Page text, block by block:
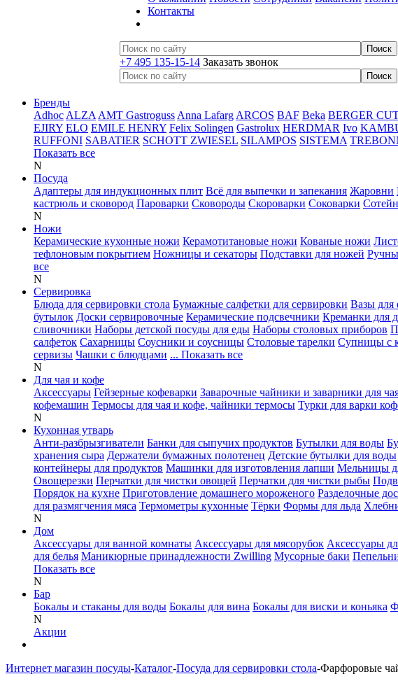
Контакты
+7 495 135-15-14 Заказать звонок
Бренды
Adhoc ALZA AMT Gastroguss Anna Lafarg ARCOS BAF Beka BERGER
EJIRY ELO EMILE HENRY Felix Solingen Gastrolux HERDMAR Ivo
RUFFONI SABATIER SCHOTT ZWIESEL SILAMPOS SISTEMA
Показать все
N
Посуда
Адаптеры для индукционных плит Всё для выпечки и запекания Жаровни
кастрюль и сковород Пароварки Сковороды Скороварки Соковарки
N
Ножи
Керамические кухонные ножи Керамотитановые ножи Кованые ножи
тефлоновым покрытием Ножницы и секаторы Подставки для ножей
все
N
Сервировка
Блюда для сервировки стола Бумажные салфетки для сервировки Вазы для
бутылок Доски сервировочные Керамические подсвечники Креманки для
сливочники Наборы детской посуды для еды Наборы столовых приборов
салфеток Сахарницы Соусники и соусницы Столовые тарелки Супницы с
сервизы Чашки с блюдцами ... Показать все
N
Для чая и кофе
Аксессуары Гейзерные кофеварки Заварочные чайники и заварники для
кофемашин Термосы для чая и кофе, чайники термосы Турки для варки
N
Кухонная утварь
Анти-разбрызгиватели Банки для сыпучих продуктов Бутылки для воды
хранения сыра Держатели бумажных полотенец Детские бутылки для воды
контейнеры для продуктов Машинки для изготовления лапши Мельницы
Овощерезки Перчатки для чистки овощей Перчатки для чистки рыбы
Порядок на кухне Приготовление домашнего мороженого Разделочные
для размягчения мяса Термометры кухонные Тёрки Формы для льда
N
Дом
Аксессуары для ванной комнаты Аксессуары для мясорубок Аксессуары
для белья Маникюрные принадлежности Zwilling Мусорные баки
Показать все
N
Бар
Бокалы и стаканы для воды Бокалы для вина Бокалы для виски и коньяка
N
Акции
Интернет магазин посуды-Каталог-Посуда для сервировки стола-Фарфоровые